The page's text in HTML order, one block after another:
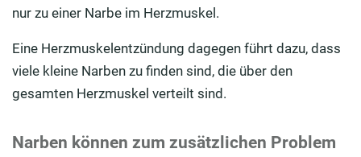
nur zu einer Narbe im Herzmuskel.
Eine Herzmuskelentzündung dagegen führt dazu, dass
viele kleine Narben zu finden sind, die über den
gesamten Herzmuskel verteilt sind.
Narben können zum zusätzlichen Problem